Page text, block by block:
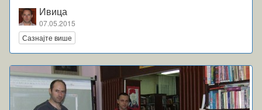
Ивица
07.05.2015
Сазнајте више